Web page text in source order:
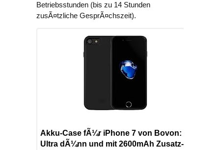
Betriebsstunden (bis zu 14 Stunden
zusÃ¤tzliche GesprÃ¤chszeit).
Akku-Case fÃ¼r iPhone 7 von Bovon:
Ultra dÃ¼nn und mit 2600mAh Zusatz-